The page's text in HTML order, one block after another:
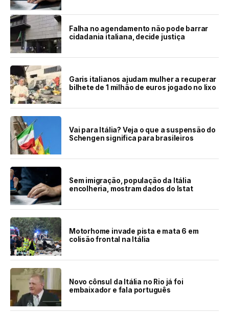
Falha no agendamento não pode barrar
cidadania italiana, decide justiça
Garis italianos ajudam mulher a recuperar
bilhete de 1 milhão de euros jogado no lixo
Vai para Itália? Veja o que a suspensão do
Schengen significa para brasileiros
Sem imigração, população da Itália
encolheria, mostram dados do Istat
Motorhome invade pista e mata 6 em
colisão frontal na Itália
Novo cônsul da Itália no Rio já foi
embaixador e fala português